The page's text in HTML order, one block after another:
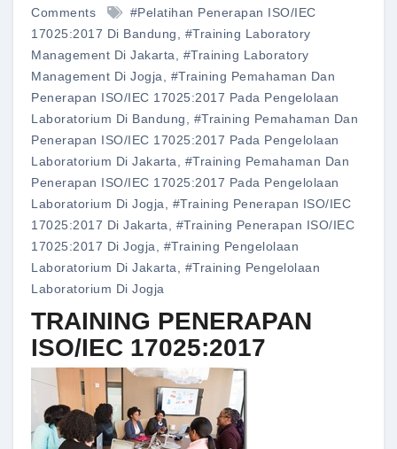
Comments
#pelatihan Penerapan ISO/IEC
17025:2017 Di Bandung, #training Laboratory
Management Di Jakarta, #training Laboratory
Management Di Jogja, #training Pemahaman Dan
Penerapan ISO/IEC 17025:2017 Pada Pengelolaan
Laboratorium Di Bandung, #training Pemahaman Dan
Penerapan ISO/IEC 17025:2017 Pada Pengelolaan
Laboratorium Di Jakarta, #training Pemahaman Dan
Penerapan ISO/IEC 17025:2017 Pada Pengelolaan
Laboratorium Di Jogja, #training Penerapan ISO/IEC
17025:2017 Di Jakarta, #training Penerapan ISO/IEC
17025:2017 Di Jogja, #training Pengelolaan
Laboratorium Di Jakarta, #training Pengelolaan
Laboratorium Di Jogja
TRAINING PENERAPAN
ISO/IEC 17025:2017